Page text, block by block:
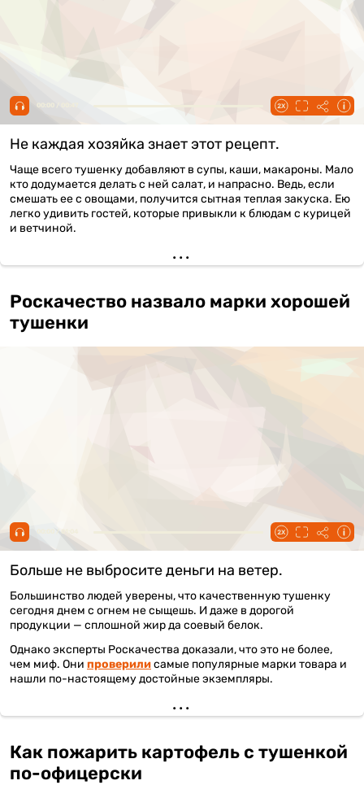
Не каждая хозяйка знает этот рецепт.
Чаще всего тушенку добавляют в супы, каши, макароны. Мало
кто додумается делать с ней салат, и напрасно. Ведь, если
смешать ее с овощами, получится сытная теплая закуска. Ею
легко удивить гостей, которые привыкли к блюдам с курицей
и ветчиной.
Роскачество назвало марки хорошей
тушенки
00:00 / 01:04
Больше не выбросите деньги на ветер.
Большинство людей уверены, что качественную тушенку
сегодня днем с огнем не сыщешь. И даже в дорогой
продукции — сплошной жир да соевый белок.
Однако эксперты Роскачества доказали, что это не более,
чем миф. Они проверилисамые популярные марки товара и
нашли по-настоящему достойные экземпляры.
Как пожарить картофель с тушенкой
по-офицерски